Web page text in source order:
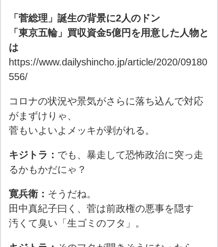
「菅総理」誕生の背景に2人のドン
「東京五輪」買収資金5億円を用意した人物と
は
https://www.dailyshincho.jp/article/2020/09180
556/
コロナの状況や景気がさらに落ち込んで対応
がまずけりゃ、
菅もいよいよメッキが剥がれる。
キジトラ： でも、暴走して恐怖政治に突っ走
るかもかだにゃ？
寛兵衛： そうだね。
田中真紀子曰く、菅は前政権の悪事を隠す
汚くて臭い「生ゴミのフタ」。